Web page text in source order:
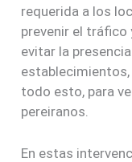
requerida a los
prevenir el
evitar la
todo esto, para
pereiranos.
En estas